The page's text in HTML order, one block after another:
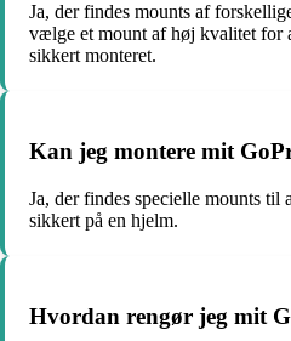
Ja, der findes mounts af
vælge et mount af høj kvalitet for
sikkert monteret.
Kan jeg montere mit
Ja, der findes specielle mounts til
sikkert på en hjelm.
Hvordan rengør jeg mit